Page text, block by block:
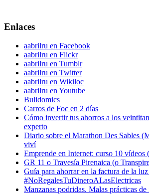
Enlaces
aabrilru en Facebook
aabrilru en Flickr
aabrilru en Tumblr
aabrilru en Twitter
aabrilru en Wikiloc
aabrilru en Youtube
Bulidomics
Carros de Foc en 2 días
Cómo invertir tus ahorros a los
experto
Diario sobre el Marathon Des Sables
viví
Emprende en Internet: curso 10 vídeos
GR 11 o Travesía Pirenaica (o
Guía para ahorrar en la factura de la
#NoRegalesTuDineroALasElectricas
Manzanas podridas. Malas prácticas